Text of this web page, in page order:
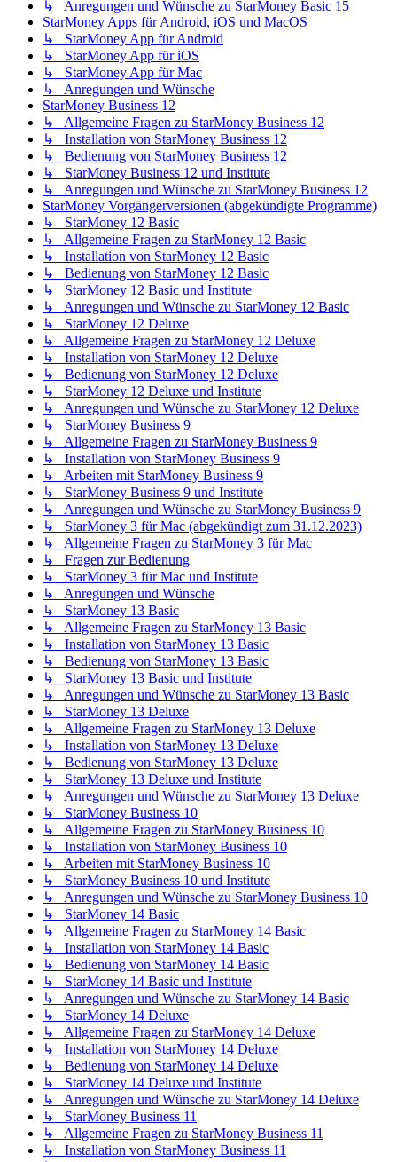
↳ Anregungen und Wünsche zu StarMoney Basic 15
StarMoney Apps für Android, iOS und MacOS
↳ StarMoney App für Android
↳ StarMoney App für iOS
↳ StarMoney App für Mac
↳ Anregungen und Wünsche
StarMoney Business 12
↳ Allgemeine Fragen zu StarMoney Business 12
↳ Installation von StarMoney Business 12
↳ Bedienung von StarMoney Business 12
↳ StarMoney Business 12 und Institute
↳ Anregungen und Wünsche zu StarMoney Business 12
StarMoney Vorgängerversionen (abgekündigte Programme)
↳ StarMoney 12 Basic
↳ Allgemeine Fragen zu StarMoney 12 Basic
↳ Installation von StarMoney 12 Basic
↳ Bedienung von StarMoney 12 Basic
↳ StarMoney 12 Basic und Institute
↳ Anregungen und Wünsche zu StarMoney 12 Basic
↳ StarMoney 12 Deluxe
↳ Allgemeine Fragen zu StarMoney 12 Deluxe
↳ Installation von StarMoney 12 Deluxe
↳ Bedienung von StarMoney 12 Deluxe
↳ StarMoney 12 Deluxe und Institute
↳ Anregungen und Wünsche zu StarMoney 12 Deluxe
↳ StarMoney Business 9
↳ Allgemeine Fragen zu StarMoney Business 9
↳ Installation von StarMoney Business 9
↳ Arbeiten mit StarMoney Business 9
↳ StarMoney Business 9 und Institute
↳ Anregungen und Wünsche zu StarMoney Business 9
↳ StarMoney 3 für Mac (abgekündigt zum 31.12.2023)
↳ Allgemeine Fragen zu StarMoney 3 für Mac
↳ Fragen zur Bedienung
↳ StarMoney 3 für Mac und Institute
↳ Anregungen und Wünsche
↳ StarMoney 13 Basic
↳ Allgemeine Fragen zu StarMoney 13 Basic
↳ Installation von StarMoney 13 Basic
↳ Bedienung von StarMoney 13 Basic
↳ StarMoney 13 Basic und Institute
↳ Anregungen und Wünsche zu StarMoney 13 Basic
↳ StarMoney 13 Deluxe
↳ Allgemeine Fragen zu StarMoney 13 Deluxe
↳ Installation von StarMoney 13 Deluxe
↳ Bedienung von StarMoney 13 Deluxe
↳ StarMoney 13 Deluxe und Institute
↳ Anregungen und Wünsche zu StarMoney 13 Deluxe
↳ StarMoney Business 10
↳ Allgemeine Fragen zu StarMoney Business 10
↳ Installation von StarMoney Business 10
↳ Arbeiten mit StarMoney Business 10
↳ StarMoney Business 10 und Institute
↳ Anregungen und Wünsche zu StarMoney Business 10
↳ StarMoney 14 Basic
↳ Allgemeine Fragen zu StarMoney 14 Basic
↳ Installation von StarMoney 14 Basic
↳ Bedienung von StarMoney 14 Basic
↳ StarMoney 14 Basic und Institute
↳ Anregungen und Wünsche zu StarMoney 14 Basic
↳ StarMoney 14 Deluxe
↳ Allgemeine Fragen zu StarMoney 14 Deluxe
↳ Installation von StarMoney 14 Deluxe
↳ Bedienung von StarMoney 14 Deluxe
↳ StarMoney 14 Deluxe und Institute
↳ Anregungen und Wünsche zu StarMoney 14 Deluxe
↳ StarMoney Business 11
↳ Allgemeine Fragen zu StarMoney Business 11
↳ Installation von StarMoney Business 11